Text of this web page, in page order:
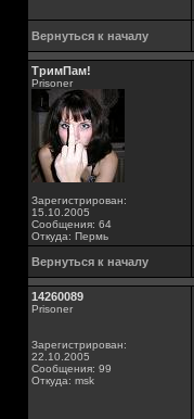
Вернуться к началу
ТримПам!
Prisoner
Зарегистрирован:
15.10.2005
Сообщения: 64
Откуда: Пермь
Вернуться к началу
14260089
Prisoner
Зарегистрирован:
22.10.2005
Сообщения: 99
Откуда: msk